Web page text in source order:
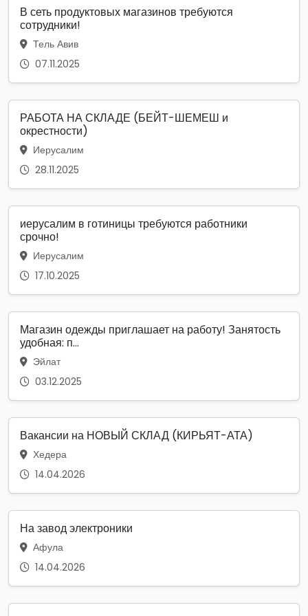
В сеть продуктовых магазинов требуются
сотрудники!
Тель Авив
07.11.2025
РАБОТА НА СКЛАДЕ (БЕЙТ-ШЕМЕШ и
окрестности)
Иерусалим
28.11.2025
иерусалим в готиницы требуются работники
срочно!
Иерусалим
17.10.2025
Магазин одежды приглашает на работу! Занятость
удобная: п...
Эйлат
03.12.2025
Вакансии на НОВЫЙ СКЛАД (КИРЬЯТ-АТА)
Хедера
14.04.2026
На завод электроники
Афула
14.04.2026